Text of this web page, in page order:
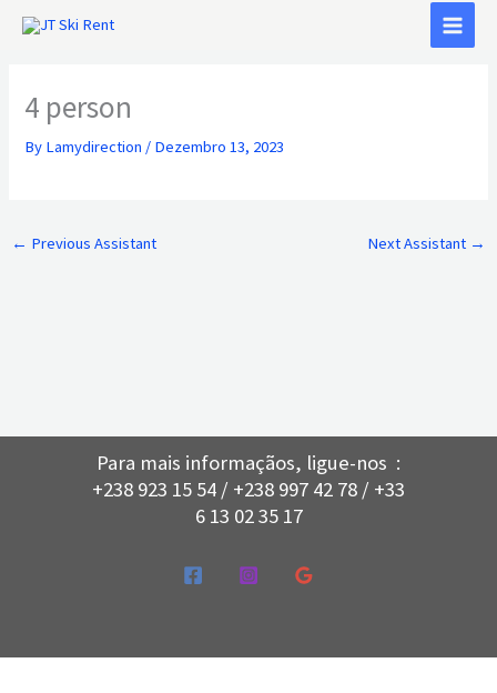
4 person
By Lamydirection / Dezembro 13, 2023
← Previous Assistant Next Assistant →
Para mais informaçãos, ligue-nos :
+238 923 15 54 / +238 997 42 78 / +33
6 13 02 35 17